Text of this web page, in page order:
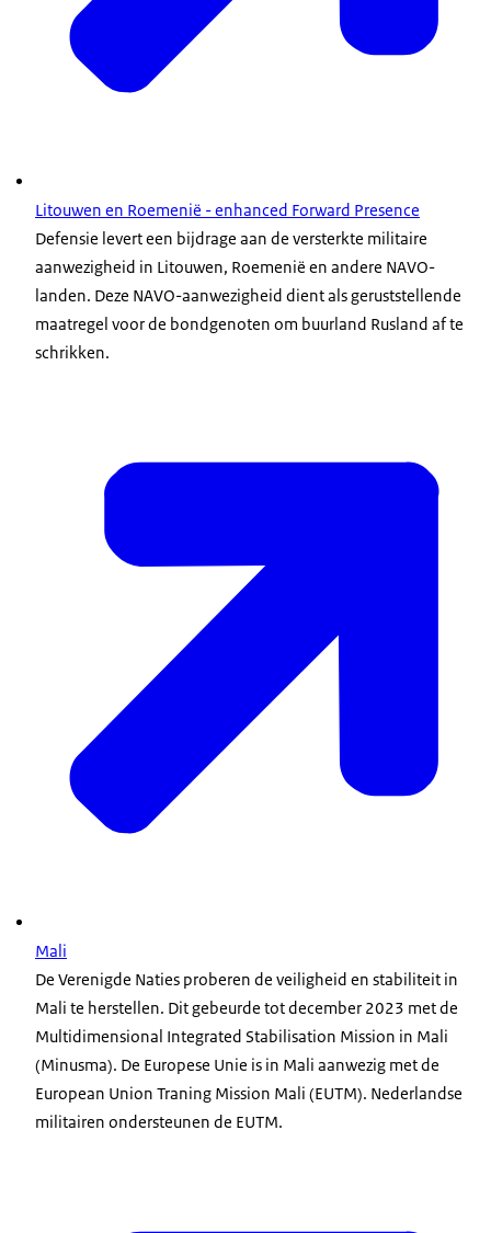
Litouwen en Roemenië - enhanced Forward Presence
Defensie levert een bijdrage aan de versterkte militaire
aanwezigheid in Litouwen, Roemenië en andere NAVO-
landen. Deze NAVO-aanwezigheid dient als geruststellende
maatregel voor de bondgenoten om buurland Rusland af te
schrikken.
Mali
De Verenigde Naties proberen de veiligheid en stabiliteit in
Mali te herstellen. Dit gebeurde tot december 2023 met de
Multidimensional Integrated Stabilisation Mission in Mali
(Minusma). De Europese Unie is in Mali aanwezig met de
European Union Traning Mission Mali (EUTM). Nederlandse
militairen ondersteunen de EUTM.